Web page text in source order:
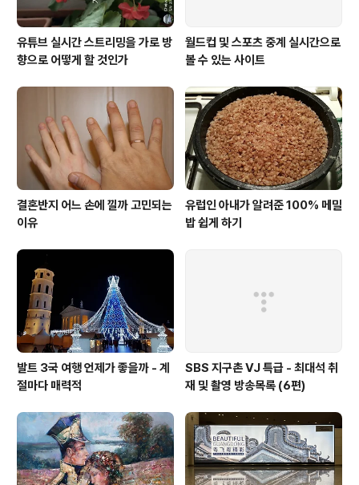
유튜브 실시간 스트리밍을 가로 방
향으로 어떻게 할 것인가
월드컵 및 스포츠 중계 실시간으로
볼 수 있는 사이트
결혼반지 어느 손에 낄까 고민되는
이유
유럽인 아내가 알려준 100% 메밀
밥 쉽게 하기
발트 3국 여행 언제가 좋을까 - 계
절마다 매력적
SBS 지구촌 VJ 특급 - 최대석 취
재 및 촬영 방송목록 (6편)